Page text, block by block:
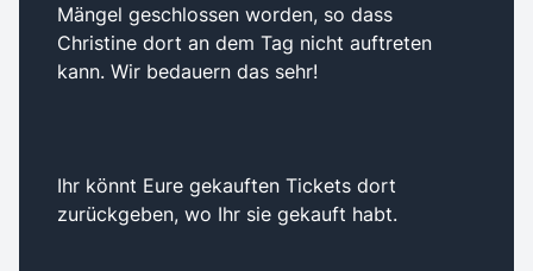
Mängel geschlossen worden, so dass
Christine dort an dem Tag nicht auftreten
kann. Wir bedauern das sehr!
Ihr könnt Eure gekauften Tickets dort
zurückgeben, wo Ihr sie gekauft habt.